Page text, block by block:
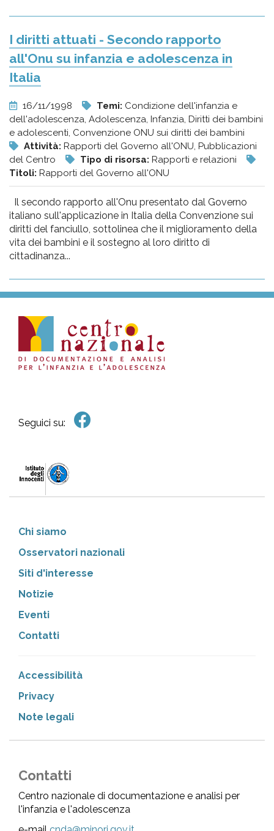
I diritti attuati - Secondo rapporto
all'Onu su infanzia e adolescenza in
Italia
16/11/1998 Temi: Condizione dell'infanzia e
dell'adolescenza, Adolescenza, Infanzia, Diritti dei bambini
e adolescenti, Convenzione ONU sui diritti dei bambini
Attività: Rapporti del Governo all'ONU, Pubblicazioni
del Centro
Tipo di risorsa: Rapporti e relazioni
Titoli: Rapporti del Governo all'ONU
Il secondo rapporto all'Onu presentato dal Governo
italiano sull'applicazione in Italia della Convenzione sui
diritti del fanciullo, sottolinea che il miglioramento della
vita dei bambini e il sostegno al loro diritto di
cittadinanza...
Seguici su:
Chi siamo
Osservatori nazionali
Siti d'interesse
Notizie
Eventi
Contatti
Accessibilità
Privacy
Note legali
Contatti
Centro nazionale di documentazione e analisi per
l'infanzia e l'adolescenza